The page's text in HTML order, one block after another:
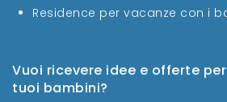
Vuoi ricevere idee e offerte
tuoi bambini?
Residence per vacanze con i